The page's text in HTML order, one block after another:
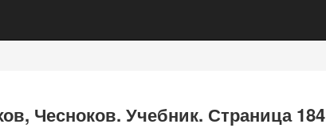
Чесноков. Учебник. Страница 184